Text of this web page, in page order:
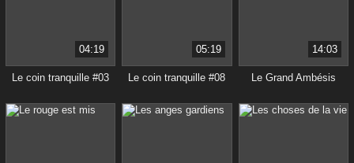
04:19
Le coin tranquille #03
05:19
Le coin tranquille #08
14:03
Le Grand Ambésis